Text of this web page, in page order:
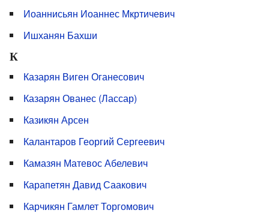
Иоаннисьян Иоаннес Мкртичевич
Ишханян Бахши
К
Казарян Виген Оганесович
Казарян Ованес (Лассар)
Казикян Арсен
Калантаров Георгий Сергеевич
Камазян Матевос Абелевич
Карапетян Давид Саакович
Карчикян Гамлет Торгомович